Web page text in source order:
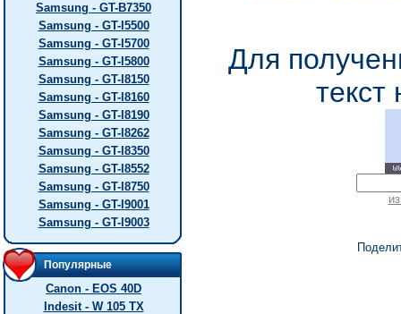
Samsung - GT-B7350
Samsung - GT-I5500
Samsung - GT-I5700
Samsung - GT-I5800
Samsung - GT-I8150
Samsung - GT-I8160
Samsung - GT-I8190
Samsung - GT-I8262
Samsung - GT-I8350
Samsung - GT-I8552
Samsung - GT-I8750
Samsung - GT-I9001
Samsung - GT-I9003
Популярные
Canon - EOS 40D
Indesit - W 105 TX
Для
текст